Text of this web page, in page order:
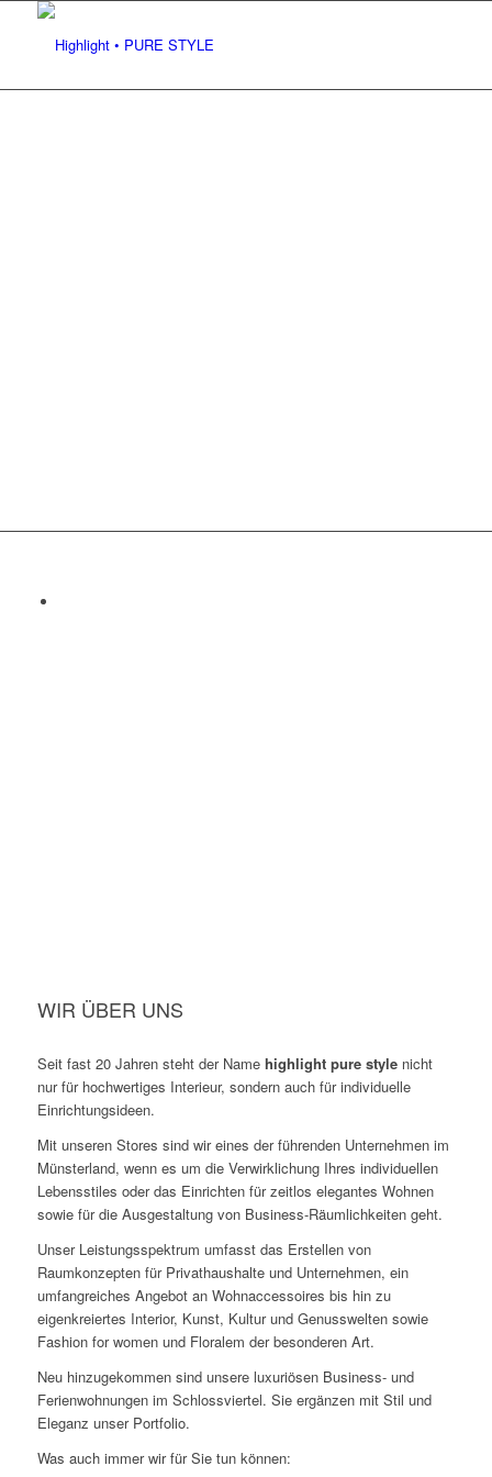
WIR ÜBER UNS
Seit fast 20 Jahren steht der Name highlight pure stylenicht
nur für hochwertiges Interieur, sondern auch für individuelle
Einrichtungsideen.
Mit unseren Stores sind wir eines der führenden Unternehmen im
Münsterland, wenn es um die Verwirklichung Ihres individuellen
Lebensstiles oder das Einrichten für zeitlos elegantes Wohnen
sowie für die Ausgestaltung von Business-Räumlichkeiten geht.
Unser Leistungsspektrum umfasst das Erstellen von
Raumkonzepten für Privathaushalte und Unternehmen, ein
umfangreiches Angebot an Wohnaccessoires bis hin zu
eigenkreiertes Interior, Kunst, Kultur und Genusswelten sowie
Fashion for women und Floralem der besonderen Art.
Neu hinzugekommen sind unsere luxuriösen Business- und
Ferienwohnungen im Schlossviertel. Sie ergänzen mit Stil und
Eleganz unser Portfolio.
Was auch immer wir für Sie tun können: